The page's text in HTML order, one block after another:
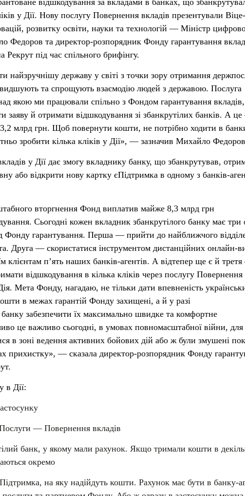
відшкодування за вкладами в банках, що
у Дії. Нову послугу Повернення вкладів презентували Віце-
розвитку освіти, науки та технологій — Міністр
Федоров та директор-розпорядник Фонду гарантування
Рекрут під час спільного брифінгу.
найзручнішу державу у світі з точки зору отримання
та спрощують взаємодію людей з державою. Послуга
якою ми працювали спільно з Фондом гарантування вкладів,
заяву й отримати відшкодування зі збанкрутілих банків. А
млрд грн. Щоб повернути кошти, не потрібно ходити в
зробити кілька кліків у Дії», — зазначив Михайло
у Дії дає змогу вкладнику банку, що збанкрутував,
або відкрити нову картку єПідтримка в одному з банків-
вторгнення Фонд виплатив майже 8,3 млрд грн
Сьогодні кожен вкладник збанкрутілого банку має три
Фонду гарантування. Перша — прийти до найближчого
Друга — скористатися інструментом дистанційних онлайн-
клієнтам п’ять наших банків-агентів. А відтепер ще є й третя
відшкодування в кілька кліків через послугу Повернення
Мета Фонду, нагадаю, не тільки дати впевненість
в межах гарантій Фонду захищені, а й у разі
забезпечити їх максимально швидке та комфортне
це важливо сьогодні, в умовах повномасштабної війни, для
в зоні ведення активних бойових дій або ж були змушені
прихистку», — сказала директор-розпорядник Фонду
в Дії:
Послуги — Повернення вкладів
банк, у якому мали рахунок. Якщо тримали кошти в
окремо
на яку надійдуть кошти. Рахунок має бути в банку-